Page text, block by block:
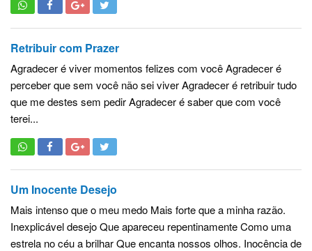
Retribuir com Prazer
Agradecer é viver momentos felizes com você Agradecer é
perceber que sem você não sei viver Agradecer é retribuir tudo
que me destes sem pedir Agradecer é saber que com você
terei...
Um Inocente Desejo
Mais intenso que o meu medo Mais forte que a minha razão.
Inexplicável desejo Que apareceu repentinamente Como uma
estrela no céu a brilhar Que encanta nossos olhos. Inocência de